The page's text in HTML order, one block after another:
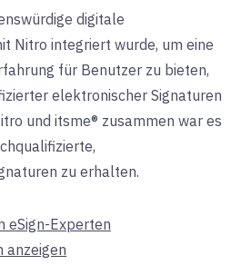
digitale
Nitro integriert wurde, um eine
für Benutzer zu bieten,
elektronischer Signaturen
und itsme® zusammen war es
zu erhalten.
eSign-Experten
anzeigen